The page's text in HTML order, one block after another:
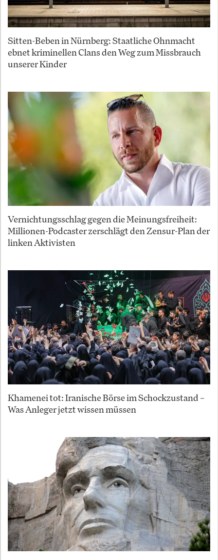
Sitten-Beben in Nürnberg: Staatliche Ohnmacht
ebnet kriminellen Clans den Weg zum Missbrauch
unserer Kinder
Vernichtungsschlag gegen die Meinungsfreiheit:
Millionen-Podcaster zerschlägt den Zensur-Plan der
linken Aktivisten
Khamenei tot: Iranische Börse im Schockzustand –
Was Anleger jetzt wissen müssen